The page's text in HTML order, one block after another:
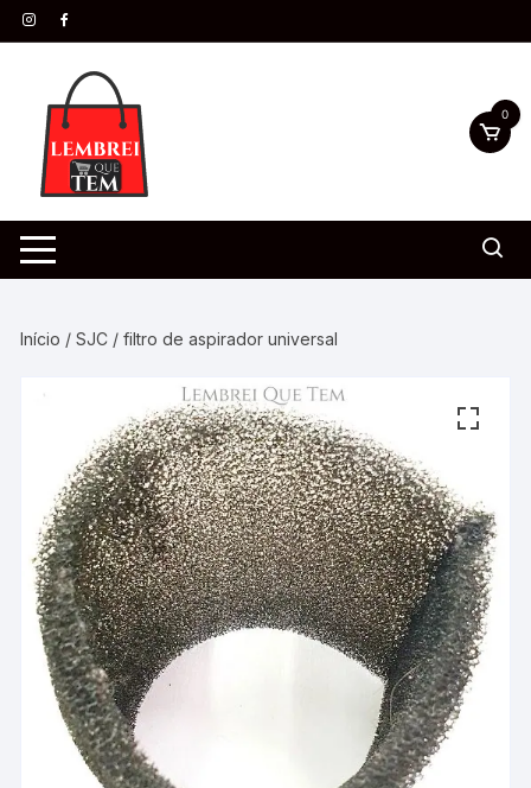
0
Início /SJC / filtro de aspirador universal